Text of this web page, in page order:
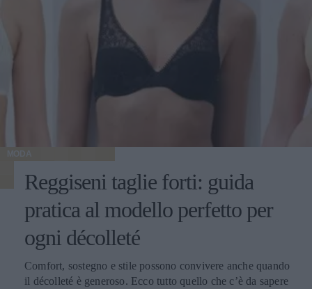
MODA
Reggiseni taglie forti: guida
pratica al modello perfetto per
ogni décolleté
Comfort, sostegno e stile possono convivere anche quando
il décolleté è generoso. Ecco tutto quello che c’è da sapere